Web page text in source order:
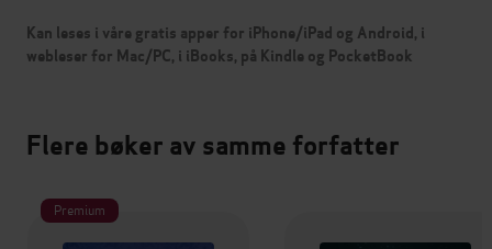
Kan leses i våre gratis apper for iPhone/iPad og Android, i
webleser for Mac/PC, i iBooks, på Kindle og PocketBook
Flere bøker av samme forfatter
Premium